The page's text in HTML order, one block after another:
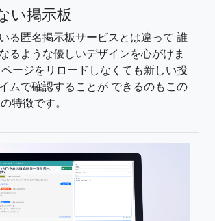
い掲示板
る匿名掲示板サービスとは違って 誰
るような優しいデザインを心がけま
ージをリロードしなくても新しい投
ムで確認することが できるのもこの
特徴です。